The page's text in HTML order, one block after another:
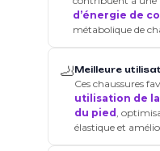
d’énergie de
métabolique de
🦶Meilleure
Ces chaussures
utilisation de
du pied ,
élastique et